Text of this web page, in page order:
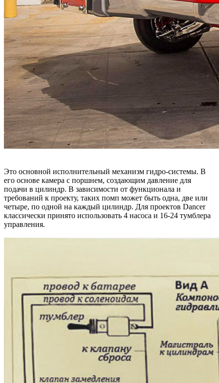
Это основной исполнительный механизм гидро-системы. В
его основе камера с поршнем, создающим давление для
подачи в цилиндр. В зависимости от функционала и
требований к проекту, таких помп может быть одна, две или
четыре, по одной на каждый цилиндр. Для проектов Dancer
классически принято использовать 4 насоса и 16-24 тумблера
управления.